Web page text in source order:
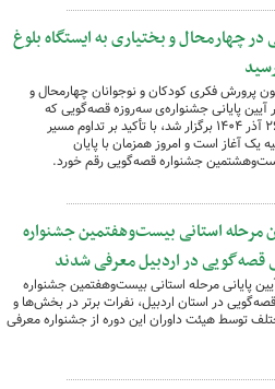
چهارمحال و بختیاری به ایستگاه بلوغ
پرورش فکری کودکان و نوجوانان چهارمحال و
آیین پایانی جشنواره‌ی سه‌روزه قصه‌گویی که
چهارشنبه ۲۶ آذر ۱۴۰۴ برگزار شد، با تأکید بر تداوم مسیر
یک آغاز است و امروز همزمان با پایان
جشنواره قصه‌گویی رقم خورد.
مرحله استانی بیست‌وهفتمین جشنواره
قصه‌گویی در اردبیل معرفی شدند
پایانی مرحله استانی بیست‌وهفتمین جشنواره
در استان اردبیل، نفرات برتر در بخش‌ها و
توسط هیئت داوران این دوره از جشنواره معرفی